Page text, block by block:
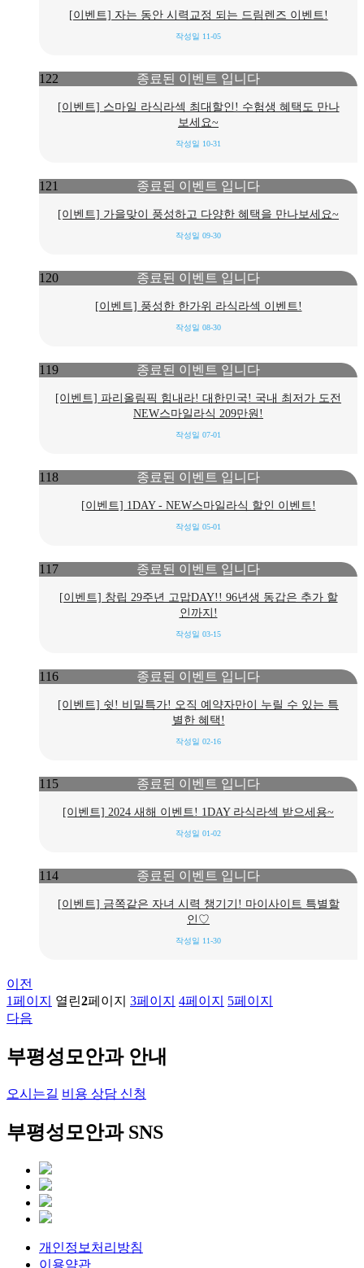
[이벤트] 자는 동안 시력교정 되는 드림렌즈 이벤트!
작성일 11-05
122 종료된 이벤트 입니다
[이벤트] 스마일 라식라섹 최대할인! 수험생 혜택도 만나
보세요~
작성일 10-31
121 종료된 이벤트 입니다
[이벤트] 가을맞이 풍성하고 다양한 혜택을 만나보세요~
작성일 09-30
120 종료된 이벤트 입니다
[이벤트] 풍성한 한가위 라식라섹 이벤트!
작성일 08-30
119 종료된 이벤트 입니다
[이벤트] 파리올림픽 힘내라! 대한민국! 국내 최저가 도전
NEW스마일라식 209만원!
작성일 07-01
118 종료된 이벤트 입니다
[이벤트] 1DAY - NEW스마일라식 할인 이벤트!
작성일 05-01
117 종료된 이벤트 입니다
[이벤트] 창립 29주년 고맙DAY!! 96년생 동갑은 추가 할
인까지!
작성일 03-15
116 종료된 이벤트 입니다
[이벤트] 쉿! 비밀특가! 오직 예약자만이 누릴 수 있는 특
별한 혜택!
작성일 02-16
115 종료된 이벤트 입니다
[이벤트] 2024 새해 이벤트! 1DAY 라식라섹 받으세용~
작성일 01-02
114 종료된 이벤트 입니다
[이벤트] 금쪽같은 자녀 시력 챙기기! 마이사이트 특별할
인♡
작성일 11-30
이전
1페이지 열린2페이지 3페이지 4페이지 5페이지
다음
부평성모안과 안내
오시는길 비용 상담 신청
부평성모안과 SNS
개인정보처리방침
이용약관